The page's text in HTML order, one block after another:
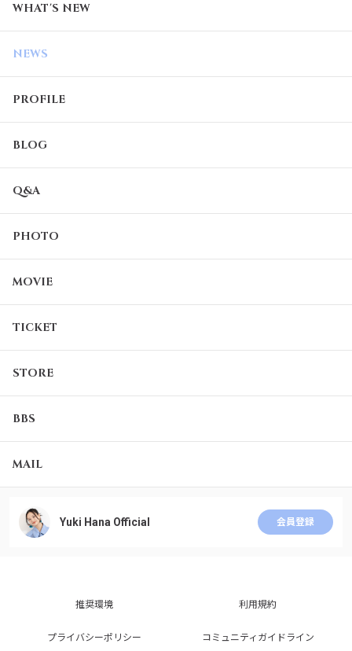
WHAT'S NEW
NEWS
PROFILE
BLOG
Q&A
PHOTO
MOVIE
TICKET
STORE
BBS
MAIL
Yuki Hana Official 会員登録
推奨環境 利用規約
プライバシーポリシー コミュニティガイドライン